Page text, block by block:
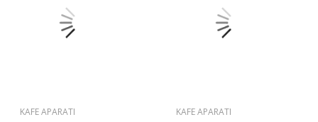
KAFE APARATI KAFE APARATI